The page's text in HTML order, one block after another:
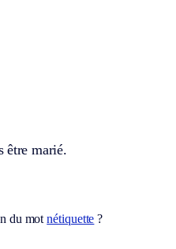
être marié.
du motnétiquette ?